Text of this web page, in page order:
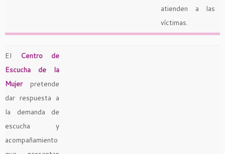
atienden a las
víctimas.
El
Centro de
Escucha de la
Mujerpretende
dar respuesta a
la demanda de
escucha y
acompañamiento